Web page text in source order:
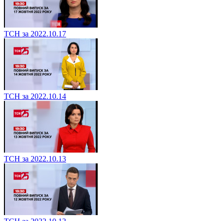
ТСН за 2022.10.17
ТСН за 2022.10.14
ТСН за 2022.10.13